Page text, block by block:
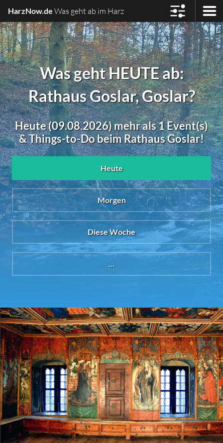
HarzNow.de Was geht ab im Harz
Was geht HEUTE ab:
Rathaus Goslar, Goslar?
Heute (09.08.2026) mehr als 1 Event(s)
& Things-to-Do beim Rathaus Goslar!
Heute
Morgen
Diese Woche